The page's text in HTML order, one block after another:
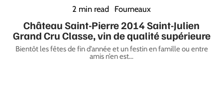
2 min read Fourneaux
Château Saint-Pierre 2014 Saint-Julien
Grand Cru Classe, vin de qualité supérieure
Bientôt les fêtes de fin d’année et un festin en famille ou entre
amis n’en est…